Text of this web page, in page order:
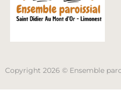
Copyright 2026 © Ensemble